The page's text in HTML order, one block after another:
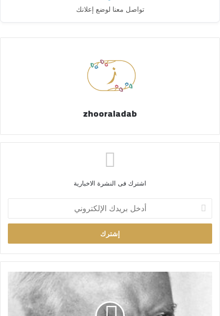
تواصل معنا لوضع إعلانك
zhooraladab
اشترك فى النشرة الاخبارية
خ
ب
ر